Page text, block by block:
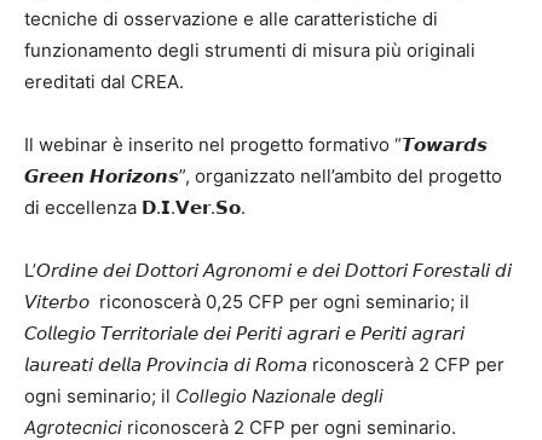
tecniche di osservazione e alle caratteristiche di
funzionamento degli strumenti di misura più originali
ereditati dal CREA.
Il webinar è inserito nel progetto formativo “𝙏𝙤𝙬𝙖𝙧𝙙𝙨
𝙂𝙧𝙚𝙚𝙣 𝙃𝙤𝙧𝙞𝙯𝙤𝙣𝙨”, organizzato nell’ambito del progetto
di eccellenza 𝗗.𝗜.𝗩𝗲𝗿.𝗦𝗼.
L’𝘖𝘳𝘥𝘪𝘯𝘦 𝘥𝘦𝘪 𝘋𝘰𝘵𝘵𝘰𝘳𝘪 𝘈𝘨𝘳𝘰𝘯𝘰𝘮𝘪 𝘦 𝘥𝘦𝘪 𝘋𝘰𝘵𝘵𝘰𝘳𝘪 𝘍𝘰𝘳𝘦𝘴𝘵𝘢𝘭𝘪 𝘥𝘪
𝘝𝘪𝘵𝘦𝘳𝘣𝘰 riconoscerà 0,25 CFP per ogni seminario; il
𝘊𝘰𝘭𝘭𝘦𝘨𝘪𝘰 𝘛𝘦𝘳𝘳𝘪𝘵𝘰𝘳𝘪𝘢𝘭𝘦 𝘥𝘦𝘪 𝘗𝘦𝘳𝘪𝘵𝘪 𝘢𝘨𝘳𝘢𝘳𝘪 𝘦 𝘗𝘦𝘳𝘪𝘵𝘪 𝘢𝘨𝘳𝘢𝘳𝘪
𝘭𝘢𝘶𝘳𝘦𝘢𝘵𝘪 𝘥𝘦𝘭𝘭𝘢 𝘗𝘳𝘰𝘷𝘪𝘯𝘤𝘪𝘢 𝘥𝘪 𝘙𝘰𝘮𝘢 riconoscerà 2 CFP per
ogni seminario; il Collegio Nazionale degli
Agrotecnici riconoscerà 2 CFP per ogni seminario.